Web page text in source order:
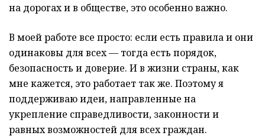
на дорогах и в обществе, это особенно важно.
В моей работе все просто: если есть правила и они
одинаковы для всех — тогда есть порядок,
безопасность и доверие. И в жизни страны, как
мне кажется, это работает так же. Поэтому я
поддерживаю идеи, направленные на
укрепление справедливости, законности и
равных возможностей для всех граждан.